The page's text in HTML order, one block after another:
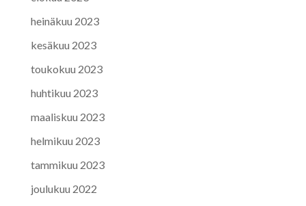
heinäkuu 2023
kesäkuu 2023
toukokuu 2023
huhtikuu 2023
maaliskuu 2023
helmikuu 2023
tammikuu 2023
joulukuu 2022